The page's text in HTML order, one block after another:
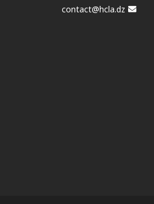
contact@hcla.dz